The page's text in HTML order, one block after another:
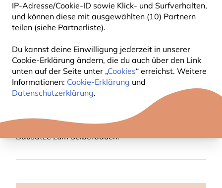
IP-Adresse/Cookie-ID sowie Klick- und Surfverhalten,
und können diese mit ausgewählten (10) Partnern
teilen (siehe Partnerliste).
Du kannst deine Einwilligung jederzeit in unserer
Cookie-Erklärung ändern, die du auch über den Link
unten auf der Seite unter „Cookies“ erreichst. Weitere
Informationen: Cookie-Erklärung und
Datenschutzerklärung.
VIVARA KIDS - INFORMATIONEN
ZUR SERIE
Wir möchten Kinder dazu ermutigen, sich mit der
Natur vertraut zu machen und eine lebenslange
Liebe zu ihr zu entwickeln. Deshalb haben wir eine
ganze Palette bunter, lustiger und einfach zu
benutzender Wildtierprodukte für Kinder
entwickelt, darunter Futterhäuser, Futter und
Bausätze zum Selberbauen!